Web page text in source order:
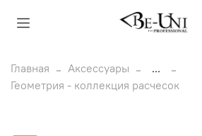
Главная Аксессуары
...
Геометрия - коллекция расчесок